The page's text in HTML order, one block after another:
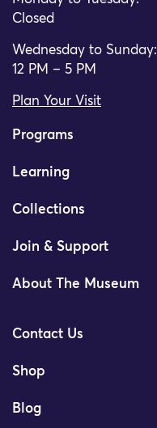
Closed
Wednesday to Sunday:
12 PM – 5 PM
Plan Your Visit
Programs
Learning
Collections
Join & Support
About The Museum
Contact Us
Shop
Blog